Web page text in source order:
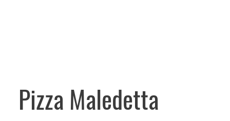
Pizza Maledetta